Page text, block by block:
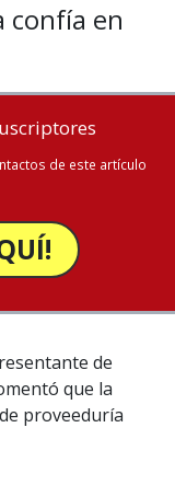
confía en
de este artículo
de
que la
proveeduría